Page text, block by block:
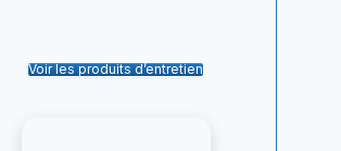
Voir les produits d’entretien